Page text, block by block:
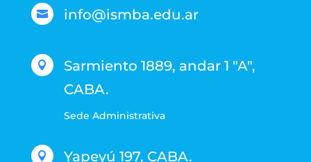
 info@ismba.edu.ar

Sarmiento 1889, andar 1 "A",
CABA.
Sede Administrativa
 Yapeyú 197, CABA.